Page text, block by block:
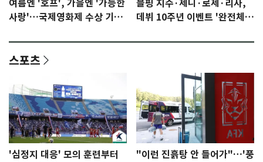
여름엔 '호프', 가을엔 '가능한
사랑'…국제영화제 수상 기대
블핑 지수·제니·로제·리사,
데뷔 10주년 이벤트 '완전체'
스포츠
'심정지 대응' 모의 훈련부터
"이런 진흙탕 안 들어가"…'풍